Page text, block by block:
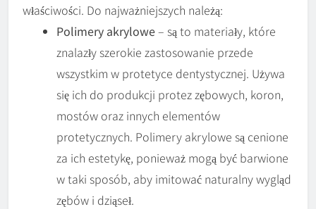
właściwości. Do najważniejszych należą:
Polimery akrylowe– są to materiały, które
znalazły szerokie zastosowanie przede
wszystkim w protetyce dentystycznej. Używa
się ich do produkcji protez zębowych, koron,
mostów oraz innych elementów
protetycznych. Polimery akrylowe są cenione
za ich estetykę, ponieważ mogą być barwione
w taki sposób, aby imitować naturalny wygląd
zębów i dziąseł.